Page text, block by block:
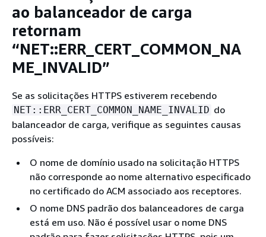
ao balanceador de carga
retornam
“NET::ERR_CERT_COMMON_NA
ME_INVALID”
Se as solicitações HTTPS estiverem recebendo
NET::ERR_CERT_COMMON_NAME_INVALID do
balanceador de carga, verifique as seguintes causas
possíveis:
O nome de domínio usado na solicitação HTTPS
não corresponde ao nome alternativo especificado
no certificado do ACM associado aos receptores.
O nome DNS padrão dos balanceadores de carga
está em uso. Não é possível usar o nome DNS